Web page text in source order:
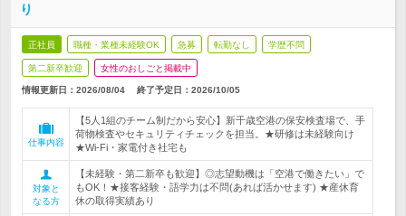
り
正社員 職種・業種未経験OK 急募 転勤なし 学歴不問
第二新卒歓迎 女性のおしごと掲載中
情報更新日：2026/08/04 終了予定日： 2026/10/05
仕事内容
【5人1組のチーム制だから安心】新千歳空港の保安検査場で、手
荷物検査やセキュリティチェックを担当。★研修は未経験向け
★Wi-Fi・家電付き社宅も
対象と
なる方
【未経験・第二新卒も歓迎】◎志望動機は「空港で働きたい」で
もOK！★接客経験・語学力は不問(あれば活かせます) ★産休育
休の取得実績あり